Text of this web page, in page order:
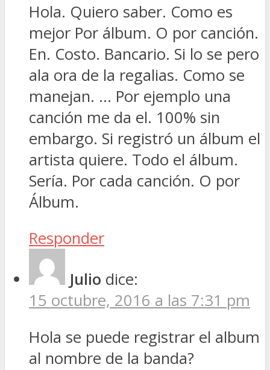
Hola. Quiero saber. Como es
mejor Por álbum. O por canción.
En. Costo. Bancario. Si lo se pero
ala ora de la regalias. Como se
manejan. … Por ejemplo una
canción me da el. 100% sin
embargo. Si registró un álbum el
artista quiere. Todo el álbum.
Sería. Por cada canción. O por
Álbum.
Responder
Julio dice:
15 octubre, 2016 a las 7:31 pm
Hola se puede registrar el album
al nombre de la banda?